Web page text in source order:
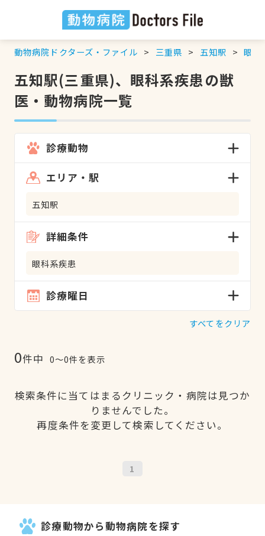
動物病院ドクターズ・ファイル 三重県 五知駅 眼科
五知駅(三重県)、眼科系疾患の獣
医・動物病院一覧
診療動物
エリア・駅
五知駅
詳細条件
眼科系疾患
診療曜日
すべてをクリア
0件中 0〜0件を表示
検索条件に当てはまるクリニック・病院は見つか
りませんでした。
再度条件を変更して検索してください。
1
診療動物から動物病院を探す